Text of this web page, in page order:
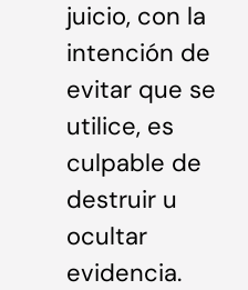
juicio, con la
intención de
evitar que se
utilice, es
culpable de
destruir u
ocultar
evidencia.